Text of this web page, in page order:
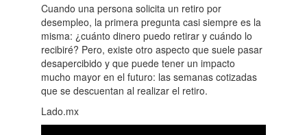
Cuando una persona solicita un retiro por
desempleo, la primera pregunta casi siempre es la
misma: ¿cuánto dinero puedo retirar y cuándo lo
recibiré? Pero, existe otro aspecto que suele pasar
desapercibido y que puede tener un impacto
mucho mayor en el futuro: las semanas cotizadas
que se descuentan al realizar el retiro.
Lado.mx